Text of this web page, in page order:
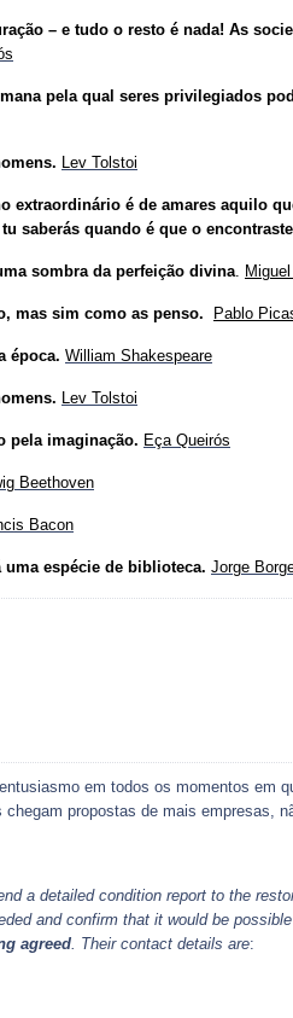
– e tudo o resto é nada! As
pela qual seres privilegiados
Lev Tolstoi
extraordinário é de amares aquilo
saberás quando é que o
sombra da perfeição divina.
mas sim como as penso. Pablo
época. William Shakespeare
Lev Tolstoi
pela imaginação. Eça Queirós
Beethoven
Bacon
espécie de biblioteca. Jorge
em todos os momentos em
propostas de mais empresas,
a detailed condition report to the
and confirm that it would be
agreed. Their contact details are: